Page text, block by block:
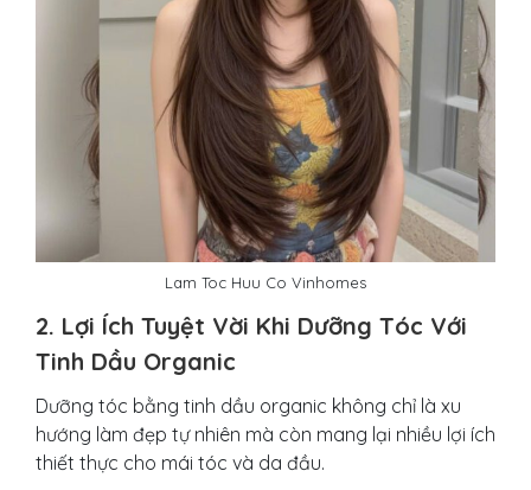
Lam Toc Huu Co Vinhomes
2. Lợi Ích Tuyệt Vời Khi Dưỡng Tóc Với
Tinh Dầu Organic
Dưỡng tóc bằng tinh dầu organic không chỉ là xu
hướng làm đẹp tự nhiên mà còn mang lại nhiều lợi ích
thiết thực cho mái tóc và da đầu.